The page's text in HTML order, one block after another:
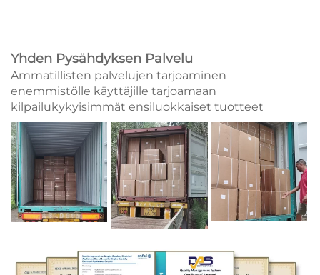
Yhden Pysähdyksen Palvelu
Ammatillisten palvelujen tarjoaminen
enemmistölle käyttäjille tarjoamaan
kilpailukykyisimmät ensiluokkaiset tuotteet